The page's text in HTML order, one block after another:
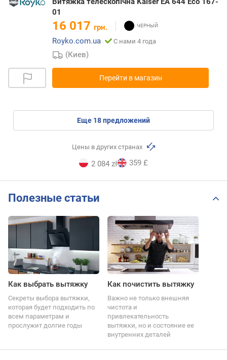
01
16 017 грн.
Royko.com.ua
С нами 4 года
(Киев)
Перейти в магазин
eще 18предложений
Цены в других странах
2 084 zł 359 £
Полезные статьи
Как выбрать вытяжку
Секреты выбора вытяжки,
которая будет подходить по
всем параметрам и
прослужит долгие годы
Как почистить вытяжку
Важно не только внешняя
чистота и
привлекательность
вытяжки, но и состояние ее
внутренних деталей